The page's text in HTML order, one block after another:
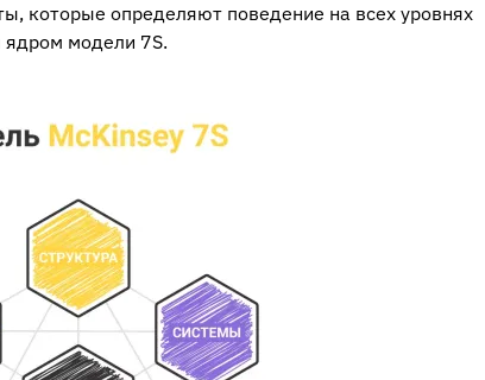
которые определяют поведение на всех уровнях
ядром модели 7S.